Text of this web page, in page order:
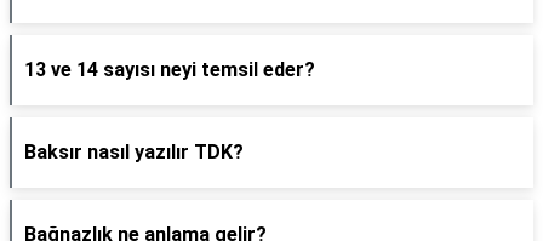
13 ve 14 sayısı neyi temsil eder?
Baksır nasıl yazılır TDK?
Bağnazlık ne anlama gelir?